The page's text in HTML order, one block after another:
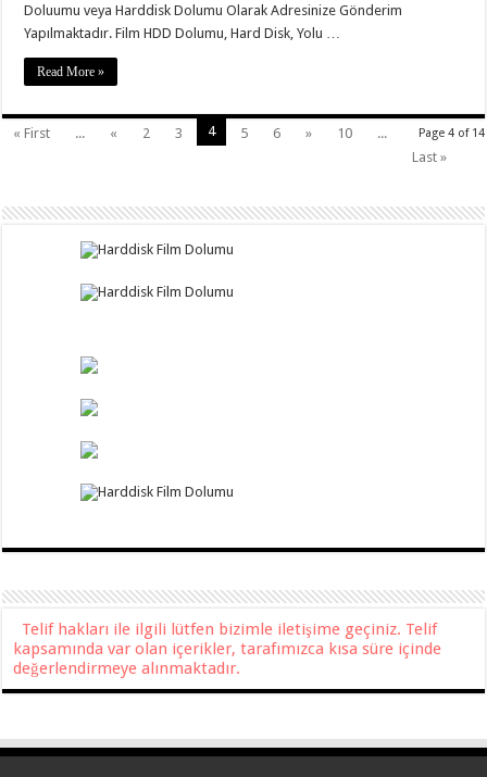
Doluumu veya Harddisk Dolumu Olarak Adresinize Gönderim
Yapılmaktadır. Film HDD Dolumu, Hard Disk, Yolu …
Read More »
Page 4 of 14
« First ... « 2 3 4 5 6 » 10
...
Last »
Telif hakları ile ilgili lütfen bizimle iletişime geçiniz. Telif
kapsamında var olan içerikler, tarafımızca kısa süre içinde
değerlendirmeye alınmaktadır.